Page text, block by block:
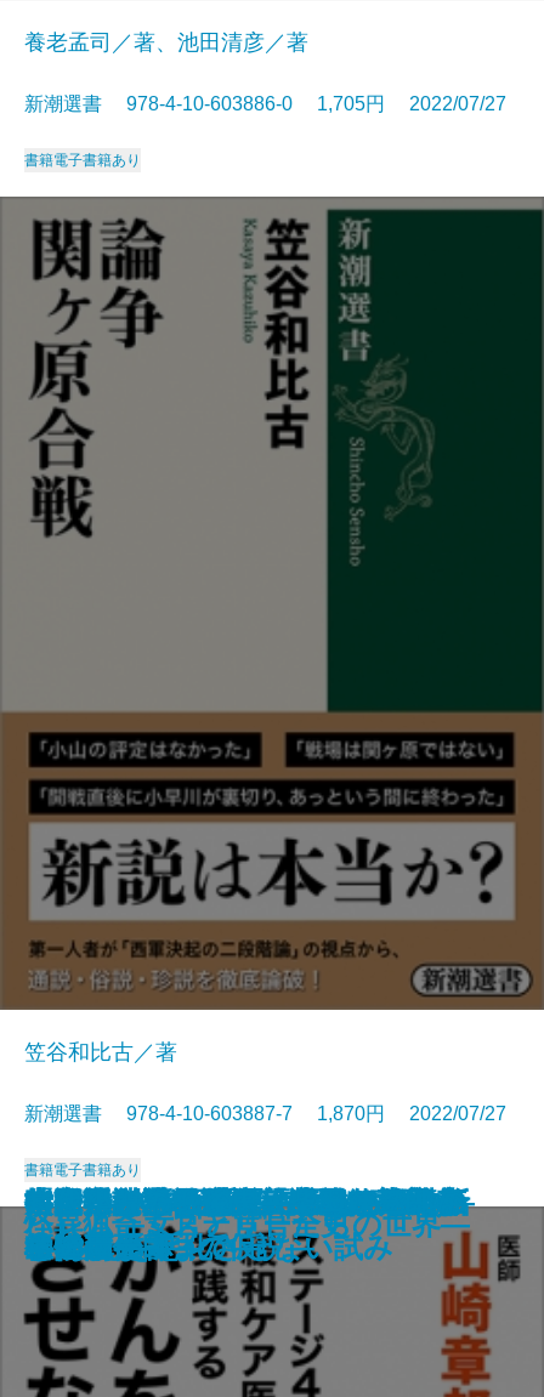
文学は予言する
教養としての上級語彙―知的人生
のための500語―
中国語は不思議―「近くて遠い言
語」の謎を解く―
武士とは何か
老年の読書
沖縄県知事―その人生と思想―
悪党たちの中華帝国
大久保利通―「知」を結ぶ指導者
―
年寄りは本気だ―はみ出し日本論
―
養老孟司／著、池田清彦／著
新潮選書 978-4-10-603886-0 1,705円 2022/07/27
書籍電子書籍あり
論争 関ヶ原合戦
笠谷和比古／著
新潮選書 978-4-10-603887-7 1,870円 2022/07/27
書籍電子書籍あり
ステージ4の緩和ケア医が実践す
る がんを悪化させない試み
太陽系の謎を解く―惑星たちの新
しい履歴書―
「未熟さ」の系譜―宝塚からジャ
ニーズまで―
指揮官たちの第二次大戦―素顔の
将帥列伝―
ヒトはなぜ死ぬ運命にあるのか―
生物の死 4つの仮説―
小説作法XYZ―作家になるための
秘伝―
ハレム―女官と宦官たちの世界―
すごい神話―現代人のための神話
学53講―
怪異猟奇ミステリー全史
時代小説の戦後史―柴田錬三郎か
ら隆慶一郎まで―